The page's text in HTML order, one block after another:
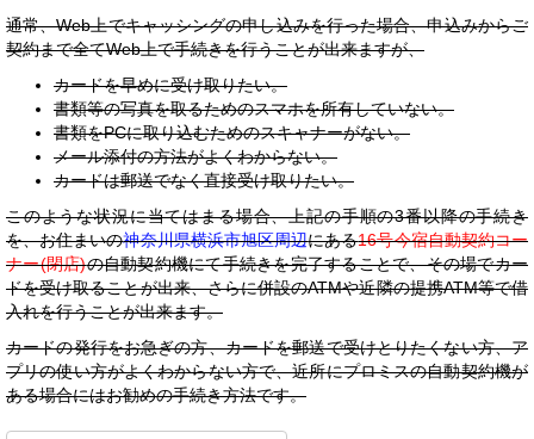
通常、Web上でキャッシングの申し込みを行った場合、申込みからご
契約まで全てWeb上で手続きを行うことが出来ますが、
カードを早めに受け取りたい。
書類等の写真を取るためのスマホを所有していない。
書類をPCに取り込むためのスキャナーがない。
メール添付の方法がよくわからない。
カードは郵送でなく直接受け取りたい。
このような状況に当てはまる場合、上記の手順の3番以降の手続き
を、お住まいの神奈川県横浜市旭区周辺にある16号今宿自動契約コー
ナー(閉店)の自動契約機にて手続きを完了することで、その場でカー
ドを受け取ることが出来、さらに併設のATMや近隣の提携ATM等で借
入れを行うことが出来ます。
カードの発行をお急ぎの方、カードを郵送で受けとりたくない方、ア
プリの使い方がよくわからない方で、近所にプロミスの自動契約機が
ある場合にはお勧めの手続き方法です。